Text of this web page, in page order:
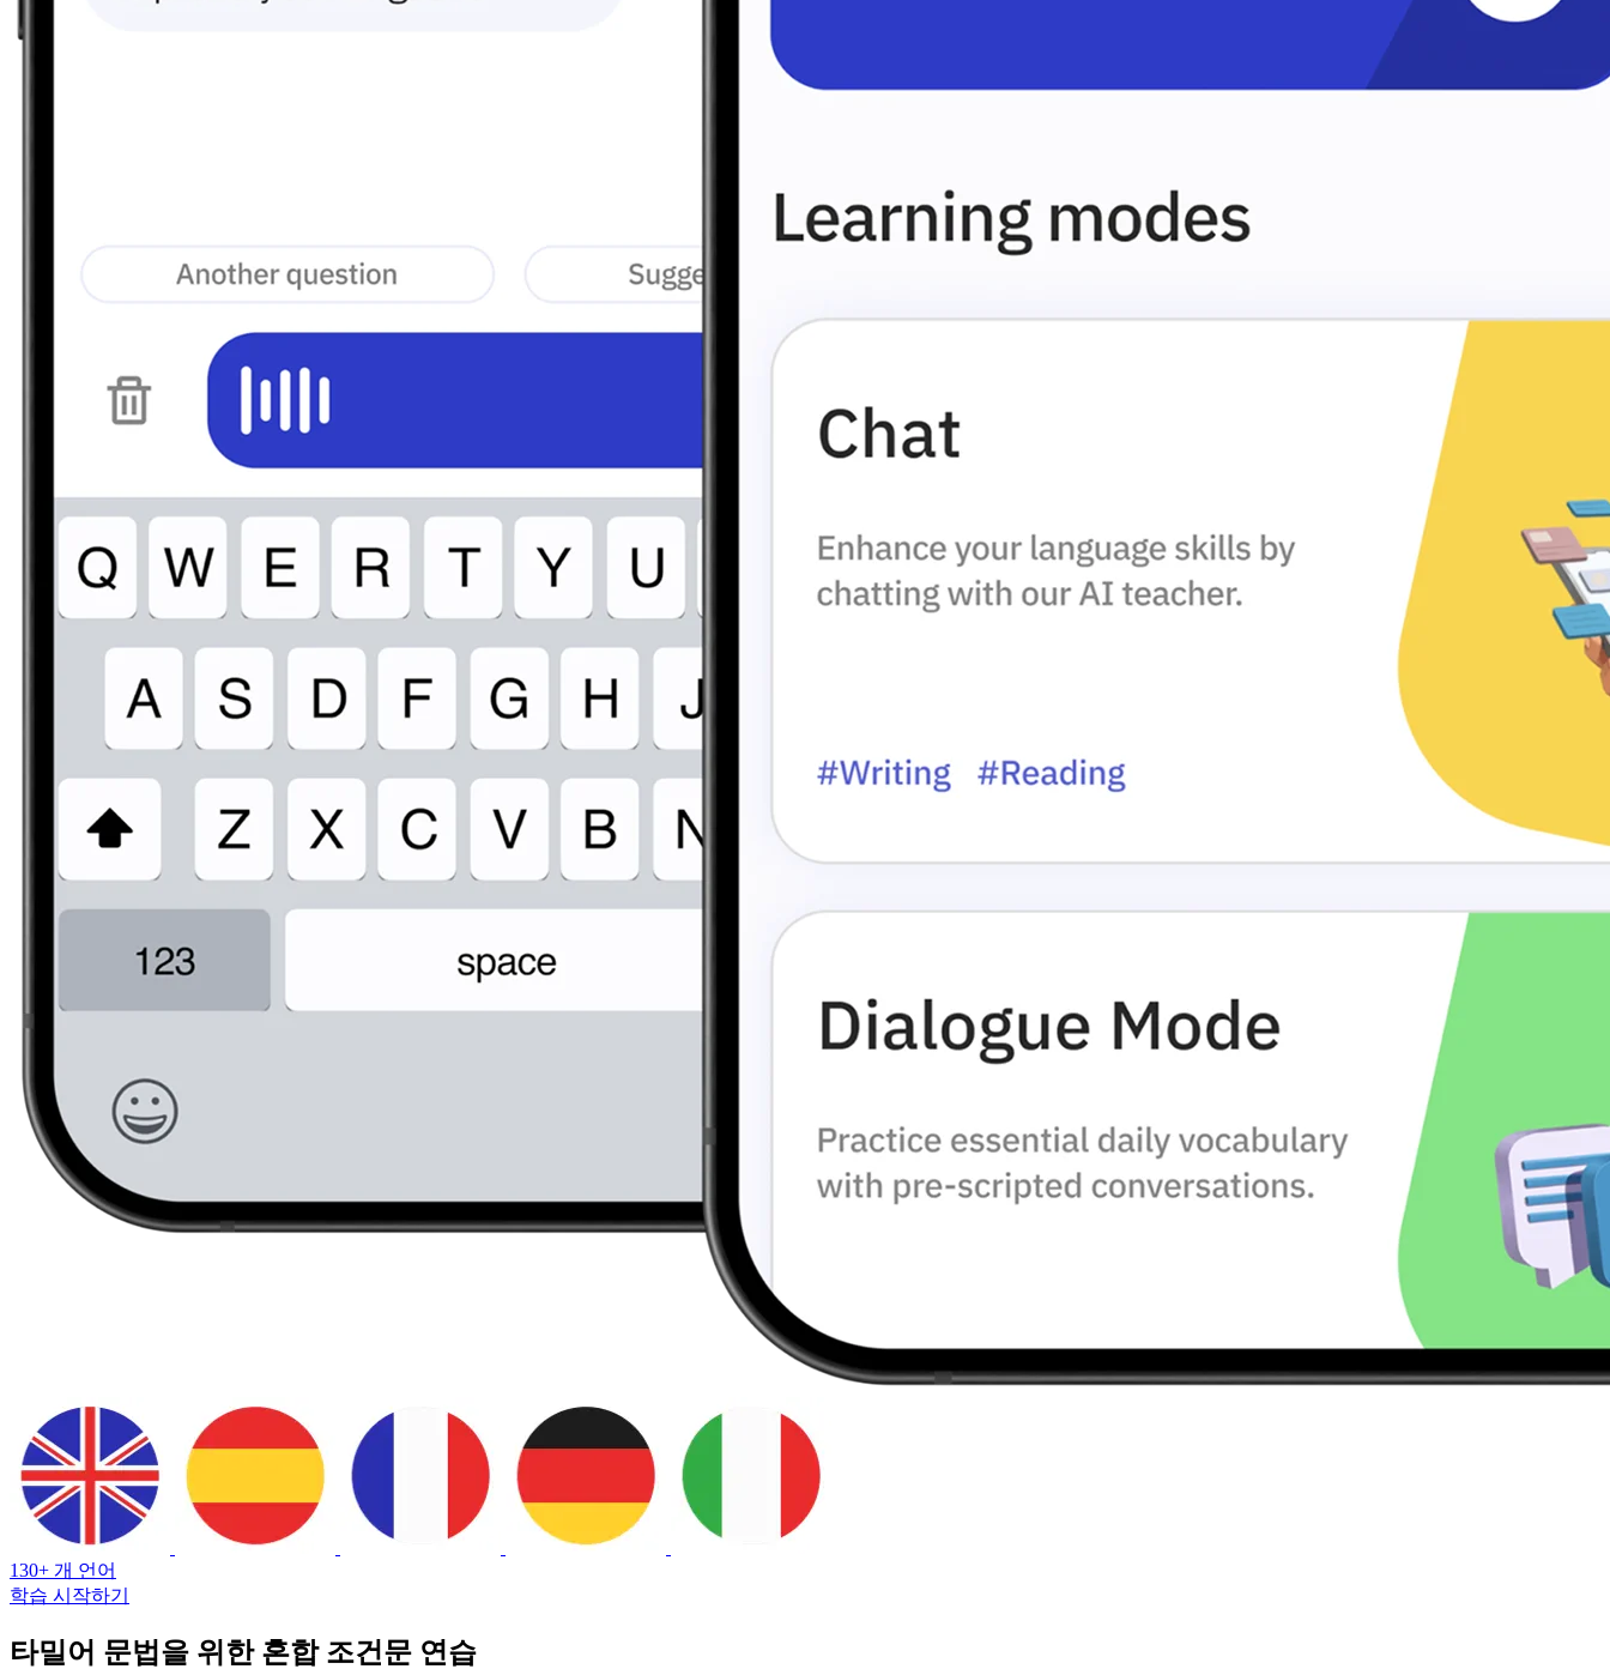
130+ 개 언어
학습 시작하기
타밀어 문법을 위한 혼합 조건문 연습